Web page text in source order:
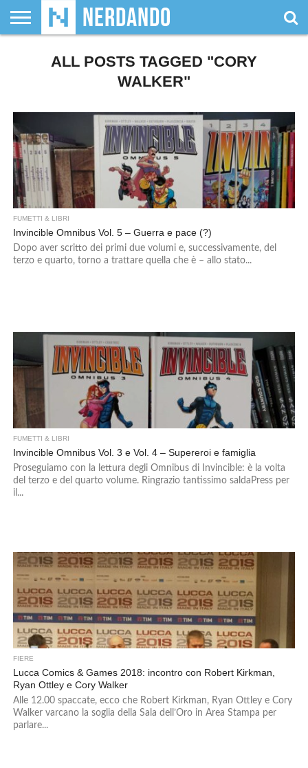
SIAMO
GIOCHI
GIOCHI
VIDEOGAMES
FUMETTI
& LIBRI
MAGIC:
DUNGEONS
WRESTLING
NERDANDO
AWARDS
BOLLINIALL POSTS TAGGED "CORY
WALKER"
FUMETTI & LIBRI
Invincible Omnibus Vol. 5 – Guerra e pace (?)
Dopo aver scritto dei primi due volumi e, successivamente, del
terzo e quarto, torno a trattare quella che è – allo stato...
FUMETTI & LIBRI
Invincible Omnibus Vol. 3 e Vol. 4 – Supereroi e famiglia
Proseguiamo con la lettura degli Omnibus di Invincible: è la volta
del terzo e del quarto volume. Ringrazio tantissimo saldaPress per
il...
FIERE
Lucca Comics & Games 2018: incontro con Robert Kirkman,
Ryan Ottley e Cory Walker
Alle 12.00 spaccate, ecco che Robert Kirkman, Ryan Ottley e Cory
Walker varcano la soglia della Sala dell’Oro in Area Stampa per
parlare...